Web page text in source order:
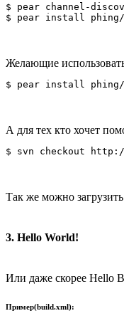
$ pear channel-
Желающие
А для тех кто хочет
Так же можно
3. Hello World!
Или даже скорее Hello
Пример(build.xml):